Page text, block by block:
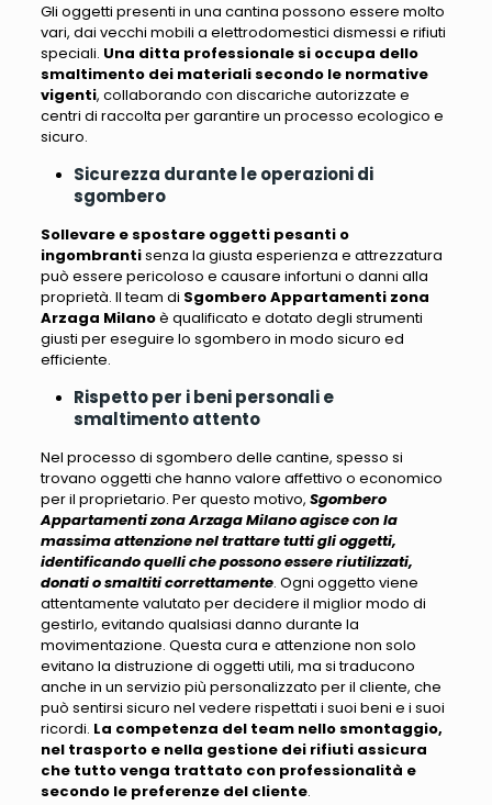
Gli oggetti presenti in una cantina possono essere molto
vari, dai vecchi mobili a elettrodomestici dismessi e rifiuti
speciali. Una ditta professionale si occupa dello
smaltimento dei materiali secondo le normative
vigenti, collaborando con discariche autorizzate e
centri di raccolta per garantire un processo ecologico e
sicuro.
Sicurezza durante le operazioni di
sgombero
Sollevare e spostare oggetti pesanti o
ingombrantisenza la giusta esperienza e attrezzatura
può essere pericoloso e causare infortuni o danni alla
proprietà. Il team di Sgombero Appartamenti zona
Arzaga Milanoè qualificato e dotato degli strumenti
giusti per eseguire lo sgombero in modo sicuro ed
efficiente.
Rispetto per i beni personali e
smaltimento attento
Nel processo di sgombero delle cantine, spesso si
trovano oggetti che hanno valore affettivo o economico
per il proprietario. Per questo motivo, Sgombero
Appartamenti zona Arzaga Milano agisce con la
massima attenzione nel trattare tutti gli oggetti,
identificando quelli che possono essere riutilizzati,
donati o smaltiti correttamente. Ogni oggetto viene
attentamente valutato per decidere il miglior modo di
gestirlo, evitando qualsiasi danno durante la
movimentazione. Questa cura e attenzione non solo
evitano la distruzione di oggetti utili, ma si traducono
anche in un servizio più personalizzato per il cliente, che
può sentirsi sicuro nel vedere rispettati i suoi beni e i suoi
ricordi. La competenza del team nello smontaggio,
nel trasporto e nella gestione dei rifiuti assicura
che tutto venga trattato con professionalità e
secondo le preferenze del cliente.